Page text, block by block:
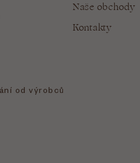
od výrobců
Naše obchody
Kontakty